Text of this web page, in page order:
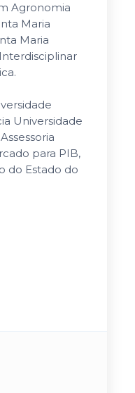
Agronomia
Maria
Maria
Universidade
para PIB,
do Estado do